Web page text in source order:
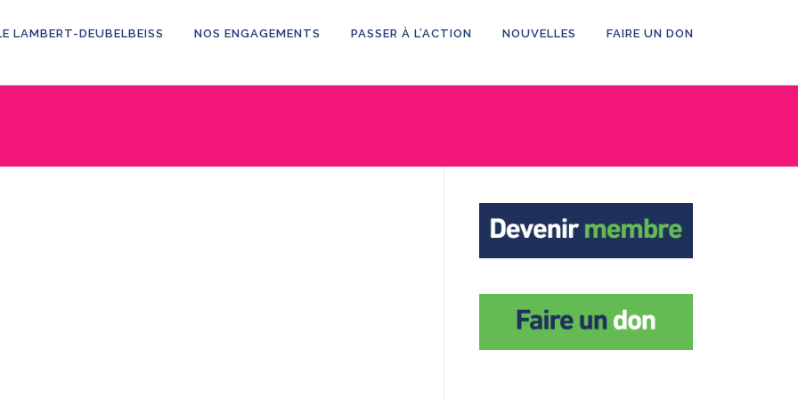
LAMBERT-DEUBELBEISS NOS ENGAGEMENTS PASSER À L’ACTION NOUVELLES FAIRE UN DON